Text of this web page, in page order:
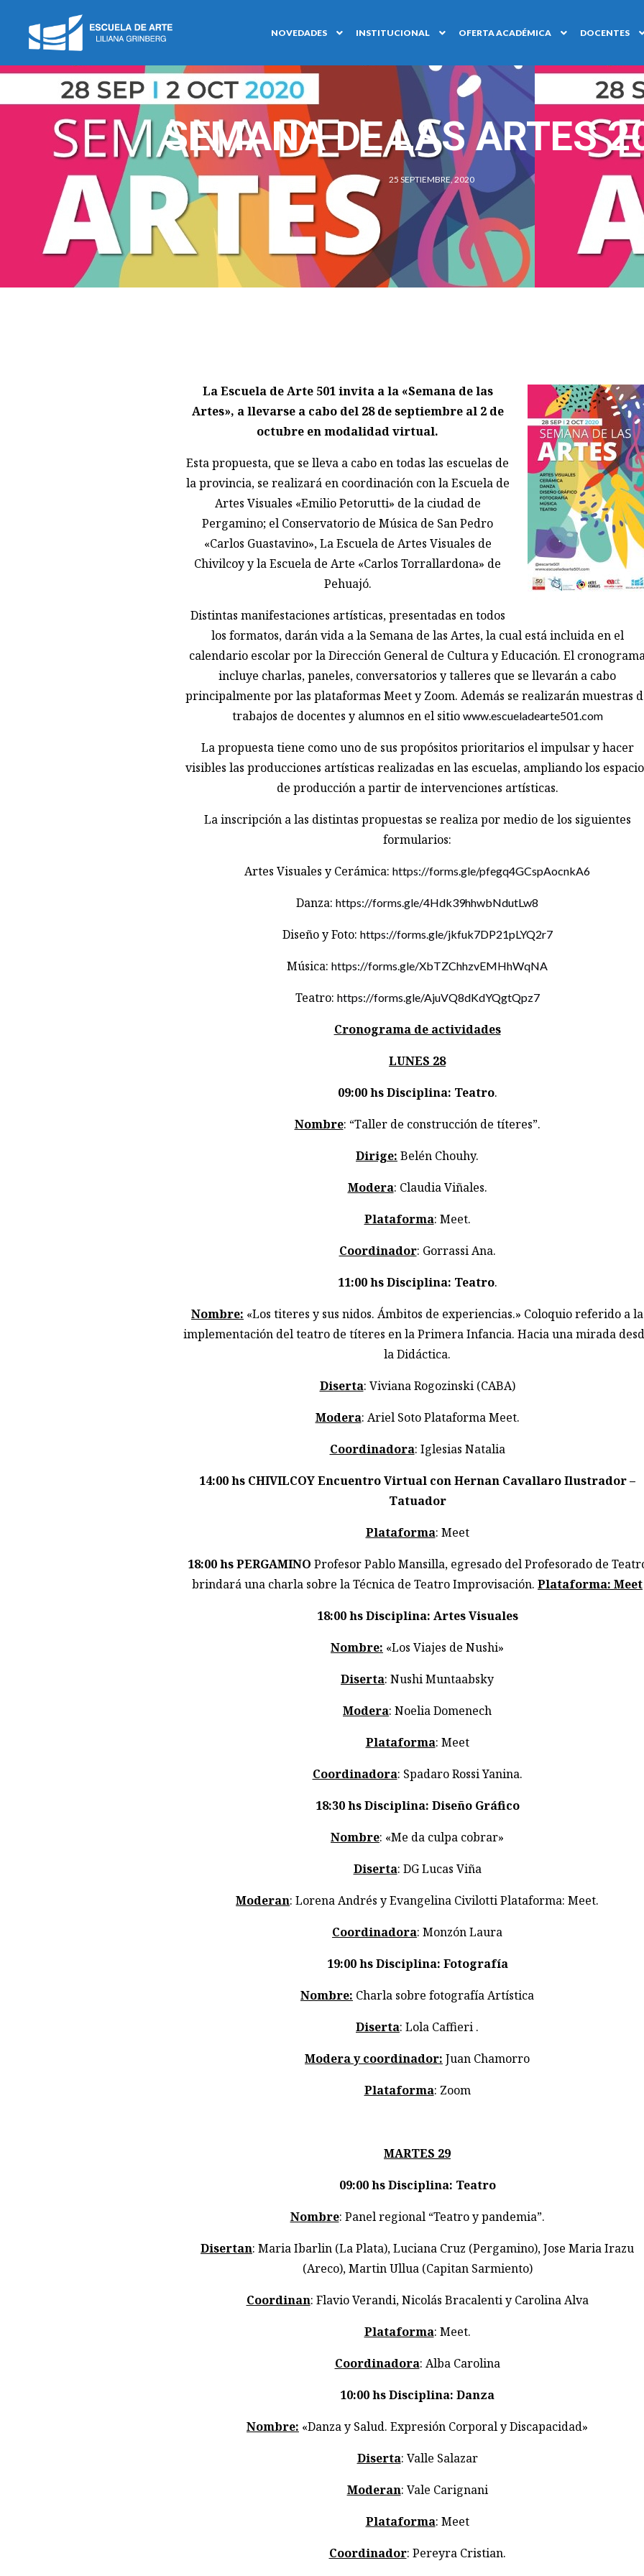
NOVEDADES INSTITUCIONAL OFERTA ACADÉMICA DOCENTES
SEMANA DE LAS ARTES
25 SEPTIEMBRE, 2020
La Escuela de Arte 501 invita a la «Semana de las
Artes», a llevarse a cabo del 28 de septiembre al 2 de
octubre en modalidad virtual.
Esta propuesta, que se lleva a cabo en todas las escuelas de
la provincia, se realizará en coordinación con la Escuela de
Artes Visuales «Emilio Petorutti» de la ciudad de
Pergamino; el Conservatorio de Música de San Pedro
«Carlos Guastavino», La Escuela de Artes Visuales de
Chivilcoy y la Escuela de Arte «Carlos Torrallardona» de
Pehuajó.
Distintas manifestaciones artísticas, presentadas en todos
los formatos, darán vida a la Semana de las Artes, la cual está incluida en el
calendario escolar por la Dirección General de Cultura y Educación. El
incluye charlas, paneles, conversatorios y talleres que se llevarán a cabo
principalmente por las plataformas Meet y Zoom. Además se realizarán muestras
trabajos de docentes y alumnos en el sitio www.escueladearte501.com
La propuesta tiene como uno de sus propósitos prioritarios el impulsar y hacer
visibles las producciones artísticas realizadas en las escuelas, ampliando los
de producción a partir de intervenciones artísticas.
La inscripción a las distintas propuestas se realiza por medio de los siguientes
formularios:
Artes Visuales y Cerámica: https://forms.gle/pfegq4GCspAocnkA6
Danza: https://forms.gle/4Hdk39hhwbNdutLw8
Diseño y Foto: https://forms.gle/jkfuk7DP21pLYQ2r7
Música: https://forms.gle/XbTZChhzvEMHhWqNA
Teatro: https://forms.gle/AjuVQ8dKdYQgtQpz7
Cronograma de actividades
LUNES 28
09:00 hs Disciplina: Teatro.
Nombre: “Taller de construcción de títeres”.
Dirige: Belén Chouhy.
Modera: Claudia Viñales.
Plataforma: Meet.
Coordinador: Gorrassi Ana.
11:00 hs Disciplina: Teatro.
Nombre: «Los titeres y sus nidos. Ámbitos de experiencias.» Coloquio referido a la
implementación del teatro de títeres en la Primera Infancia. Hacia una mirada
la Didáctica.
Diserta: Viviana Rogozinski (CABA)
Modera: Ariel Soto Plataforma Meet.
Coordinadora: Iglesias Natalia
14:00 hs CHIVILCOY Encuentro Virtual con Hernan Cavallaro Ilustrador –
Tatuador
Plataforma: Meet
18:00 hs PERGAMINO Profesor Pablo Mansilla, egresado del Profesorado de
brindará una charla sobre la Técnica de Teatro Improvisación. Plataforma: Meet
18:00 hs Disciplina: Artes Visuales
Nombre: «Los Viajes de Nushi»
Diserta: Nushi Muntaabsky
Modera: Noelia Domenech
Plataforma: Meet
Coordinadora: Spadaro Rossi Yanina.
18:30 hs Disciplina: Diseño Gráfico
Nombre: «Me da culpa cobrar»
Diserta: DG Lucas Viña
Moderan: Lorena Andrés y Evangelina Civilotti Plataforma: Meet.
Coordinadora: Monzón Laura
19:00 hs Disciplina: Fotografía
Nombre: Charla sobre fotografía Artística
Diserta: Lola Caffieri .
Modera y coordinador: Juan Chamorro
Plataforma: Zoom
MARTES 29
09:00 hs Disciplina: Teatro
Nombre: Panel regional “Teatro y pandemia”.
Disertan: Maria Ibarlin (La Plata), Luciana Cruz (Pergamino), Jose Maria Irazu
(Areco), Martin Ullua (Capitan Sarmiento)
Coordinan: Flavio Verandi, Nicolás Bracalenti y Carolina Alva
Plataforma: Meet.
Coordinadora: Alba Carolina
10:00 hsDisciplina: Danza
Nombre: «Danza y Salud. Expresión Corporal y Discapacidad»
Diserta: Valle Salazar
Moderan: Vale Carignani
Plataforma: Meet
Coordinador: Pereyra Cristian.